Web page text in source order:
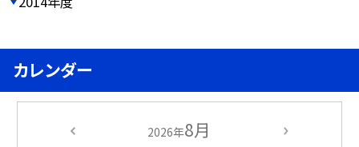
カレンダー
2026年8月